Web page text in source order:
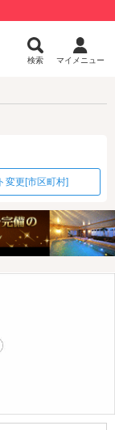
検索 マイメニュー
変更[市区町村]